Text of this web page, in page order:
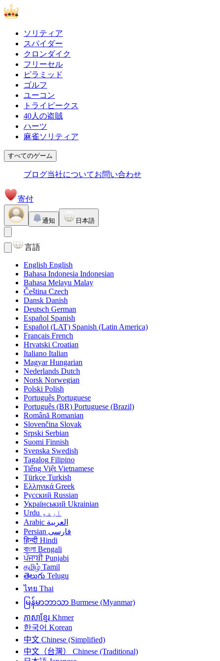
ソリティア
スパイダー
クロンダイク
フリーセル
ピラミッド
ゴルフ
ユーコン
トライピークス
40人の盗賊
ハーツ
麻雀ソリティア
すべてのゲーム
ブログ当社についてお問い合わせ
寄付
通知 日本語
言語
English English
Bahasa Indonesia Indonesian
Bahasa Melayu Malay
Čeština Czech
Dansk Danish
Deutsch German
Español Spanish
Español (LAT) Spanish (Latin America)
Français French
Hrvatski Croatian
Italiano Italian
Magyar Hungarian
Nederlands Dutch
Norsk Norwegian
Polski Polish
Português Portuguese
Português (BR) Portuguese (Brazil)
Română Romanian
Slovenčina Slovak
Srpski Serbian
Suomi Finnish
Svenska Swedish
Tagalog Filipino
Tiếng Việt Vietnamese
Türkçe Turkish
Ελληνικά Greek
Русский Russian
Український Ukrainian
اردو Urdu
العربية Arabic
فارسی Persian
हिन्दी Hindi
বাংলা Bengali
ਪੰਜਾਬੀ Punjabi
தமிழ் Tamil
తెలుగు Telugu
ไทย Thai
မြန်မာဘာသာ Burmese (Myanmar)
ភាសាខ្មែរ Khmer
한국어 Korean
中文 Chinese (Simplified)
中文（台灣）
Chinese (Traditional)